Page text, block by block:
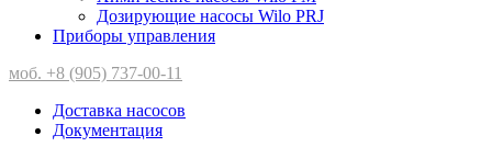
Дозирующие насосы Wilo PRJ
Приборы управления
моб. +8 (905) 737-00-11
Доставка насосов
Документация